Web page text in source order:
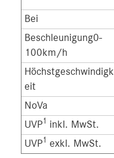
Bei
Beschleunigung0-
100km/h
Höchstgeschwindigk
eit
NoVa
UVP1 inkl. MwSt.
UVP1 exkl. MwSt.